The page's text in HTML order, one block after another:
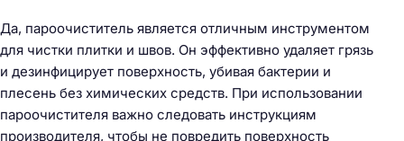
Да, пароочиститель является отличным инструментом
для чистки плитки и швов. Он эффективно удаляет грязь
и дезинфицирует поверхность, убивая бактерии и
плесень без химических средств. При использовании
пароочистителя важно следовать инструкциям
производителя, чтобы не повредить поверхность